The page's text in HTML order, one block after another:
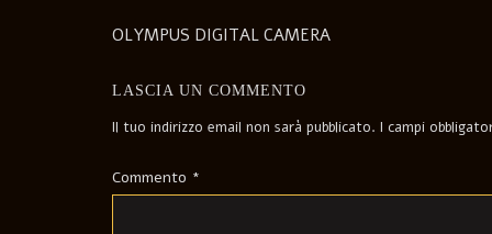
OLYMPUS DIGITAL CAMERA
LASCIA UN COMMENTO
Il tuo indirizzo email non sarà pubblicato. I campi
Commento *